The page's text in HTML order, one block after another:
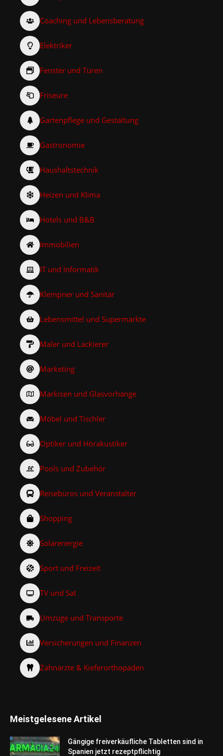
Coaching und Lebensberatung
Elektriker
Fenster und Türen
Friseure
Gartenpflege und Gestaltung
Gastronomie
Haushaltstechnik
Heizen und Klima
Hotels und B&B
Immobilien
IT und Informatik
Klempner und Sanitär
Lebensmittel und Supermärkte
Maler und Lackierer
Marketing
Markisen und Glasvorhänge
Möbel und Tischler
Optiker und Hörakustiker
Pools und Zubehör
Reisebüros und Veranstalter
Shopping
Solarenergie
Sport und Freizeit
TV und Sat
Umzüge und Transporte
Versicherungen und Finanzen
Zahnärzte & Kieferorthopäden
Meistgelesene Artikel
Gängige freiverkäufliche Tabletten sind in
Spanien jetzt rezeptpflichtig